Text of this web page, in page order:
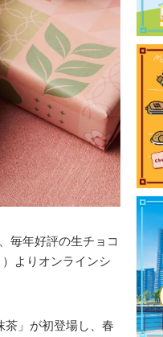
毎年好評の生チョコ
よりオンラインシ
茶」が初登場し、春